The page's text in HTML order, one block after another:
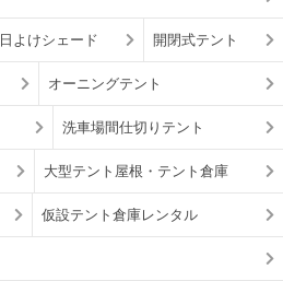
日よけシェード 開閉式テント
オーニングテント
洗車場間仕切りテント
大型テント屋根・テント倉庫
仮設テント倉庫レンタル